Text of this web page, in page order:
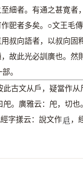
細者。有通之甚寛
巸者多矣。○文王毛
叔向語者，以叔向
故此光必訓廣也。
。
此古文从戶，疑當作
。廣雅云：戺，切
字㨾云：說文作𢨪 ，